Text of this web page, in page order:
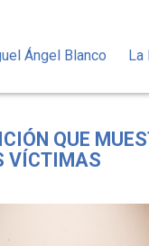
Ángel Blanco La
QUE
VÍCTIMAS